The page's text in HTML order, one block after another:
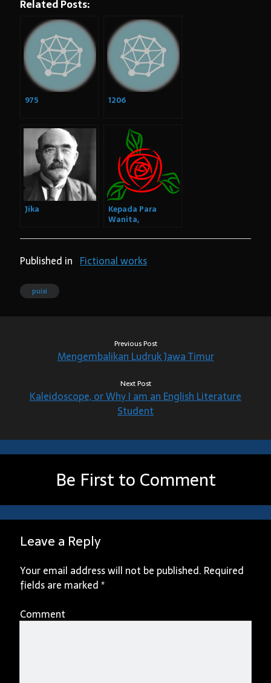
Arsip:
Arsip:
Categories
Related Posts:
975 1206
Jika
Kepada Para
Wanita,
Kutahu
Published in Fictional works
puisi
Previous Post
Mengembalikan Ludruk Jawa Timur
Next Post
Kaleidoscope, or Why I am an English Literature
Student
Be First to Comment
Leave a Reply
Your email address will not be published. Required
fields are marked*
Comment